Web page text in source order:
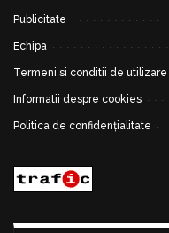
Publicitate
Echipa
Termeni si conditii de utilizare
Informatii despre cookies
Politica de confidențialitate